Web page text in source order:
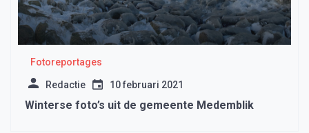
Fotoreportages
Redactie 10 februari 2021
Winterse foto’s uit de gemeente Medemblik